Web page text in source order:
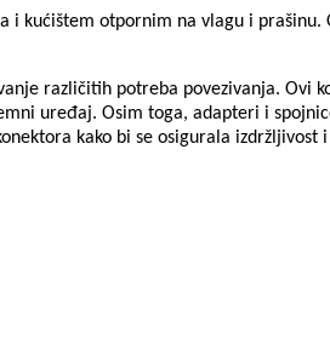
kućištem otpornim na vlagu i
različitih potreba povezivanja. Ovi
uređaj. Osim toga, adapteri i
kako bi se osigurala izdržljivost